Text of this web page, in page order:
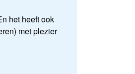
het heeft ook
met plezier